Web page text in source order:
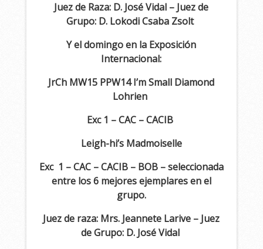
Juez de Raza: D. José Vidal – Juez de
Grupo: D. Lokodi Csaba Zsolt
Y el domingo en la Exposición
Internacional:
JrCh MW15 PPW14 I’m Small Diamond
Lohrien
Exc 1 – CAC – CACIB
Leigh-hi’s Madmoiselle
Exc 1 – CAC – CACIB – BOB – seleccionada
entre los 6 mejores ejemplares en el
grupo.
Juez de raza: Mrs. Jeannete Larive – Juez
de Grupo: D. José Vidal